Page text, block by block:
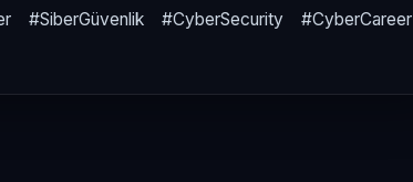
#SiberGüvenlik #CyberSecurity #CyberCareer